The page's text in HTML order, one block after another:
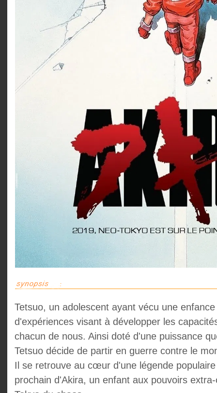
Tetsuo, un adolescent ayant vécu une
d'expériences visant à développer les
chacun de nous. Ainsi doté d'une puissance
Tetsuo décide de partir en guerre contre le
Il se retrouve au cœur d'une légende
prochain d'Akira, un enfant aux pouvoirs